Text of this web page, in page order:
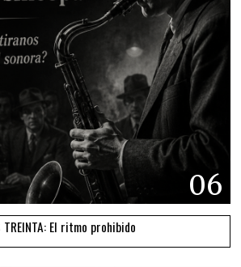
06
TREINTA: El ritmo prohibido